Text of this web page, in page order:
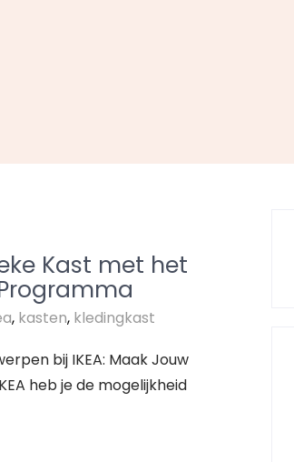
Kast met het
, kasten, kledingkast
bij IKEA: Maak Jouw
heb je de mogelijkheid